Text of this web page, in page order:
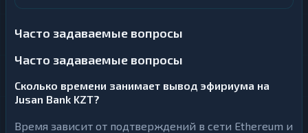
Часто задаваемые вопросы
Часто задаваемые вопросы
Сколько времени занимает вывод эфириума на
Jusan Bank KZT?
Время зависит от подтверждений в сети Ethereum и